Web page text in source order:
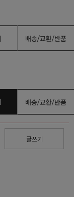
배송/교환/반품
배송/교환/반품
글쓰기